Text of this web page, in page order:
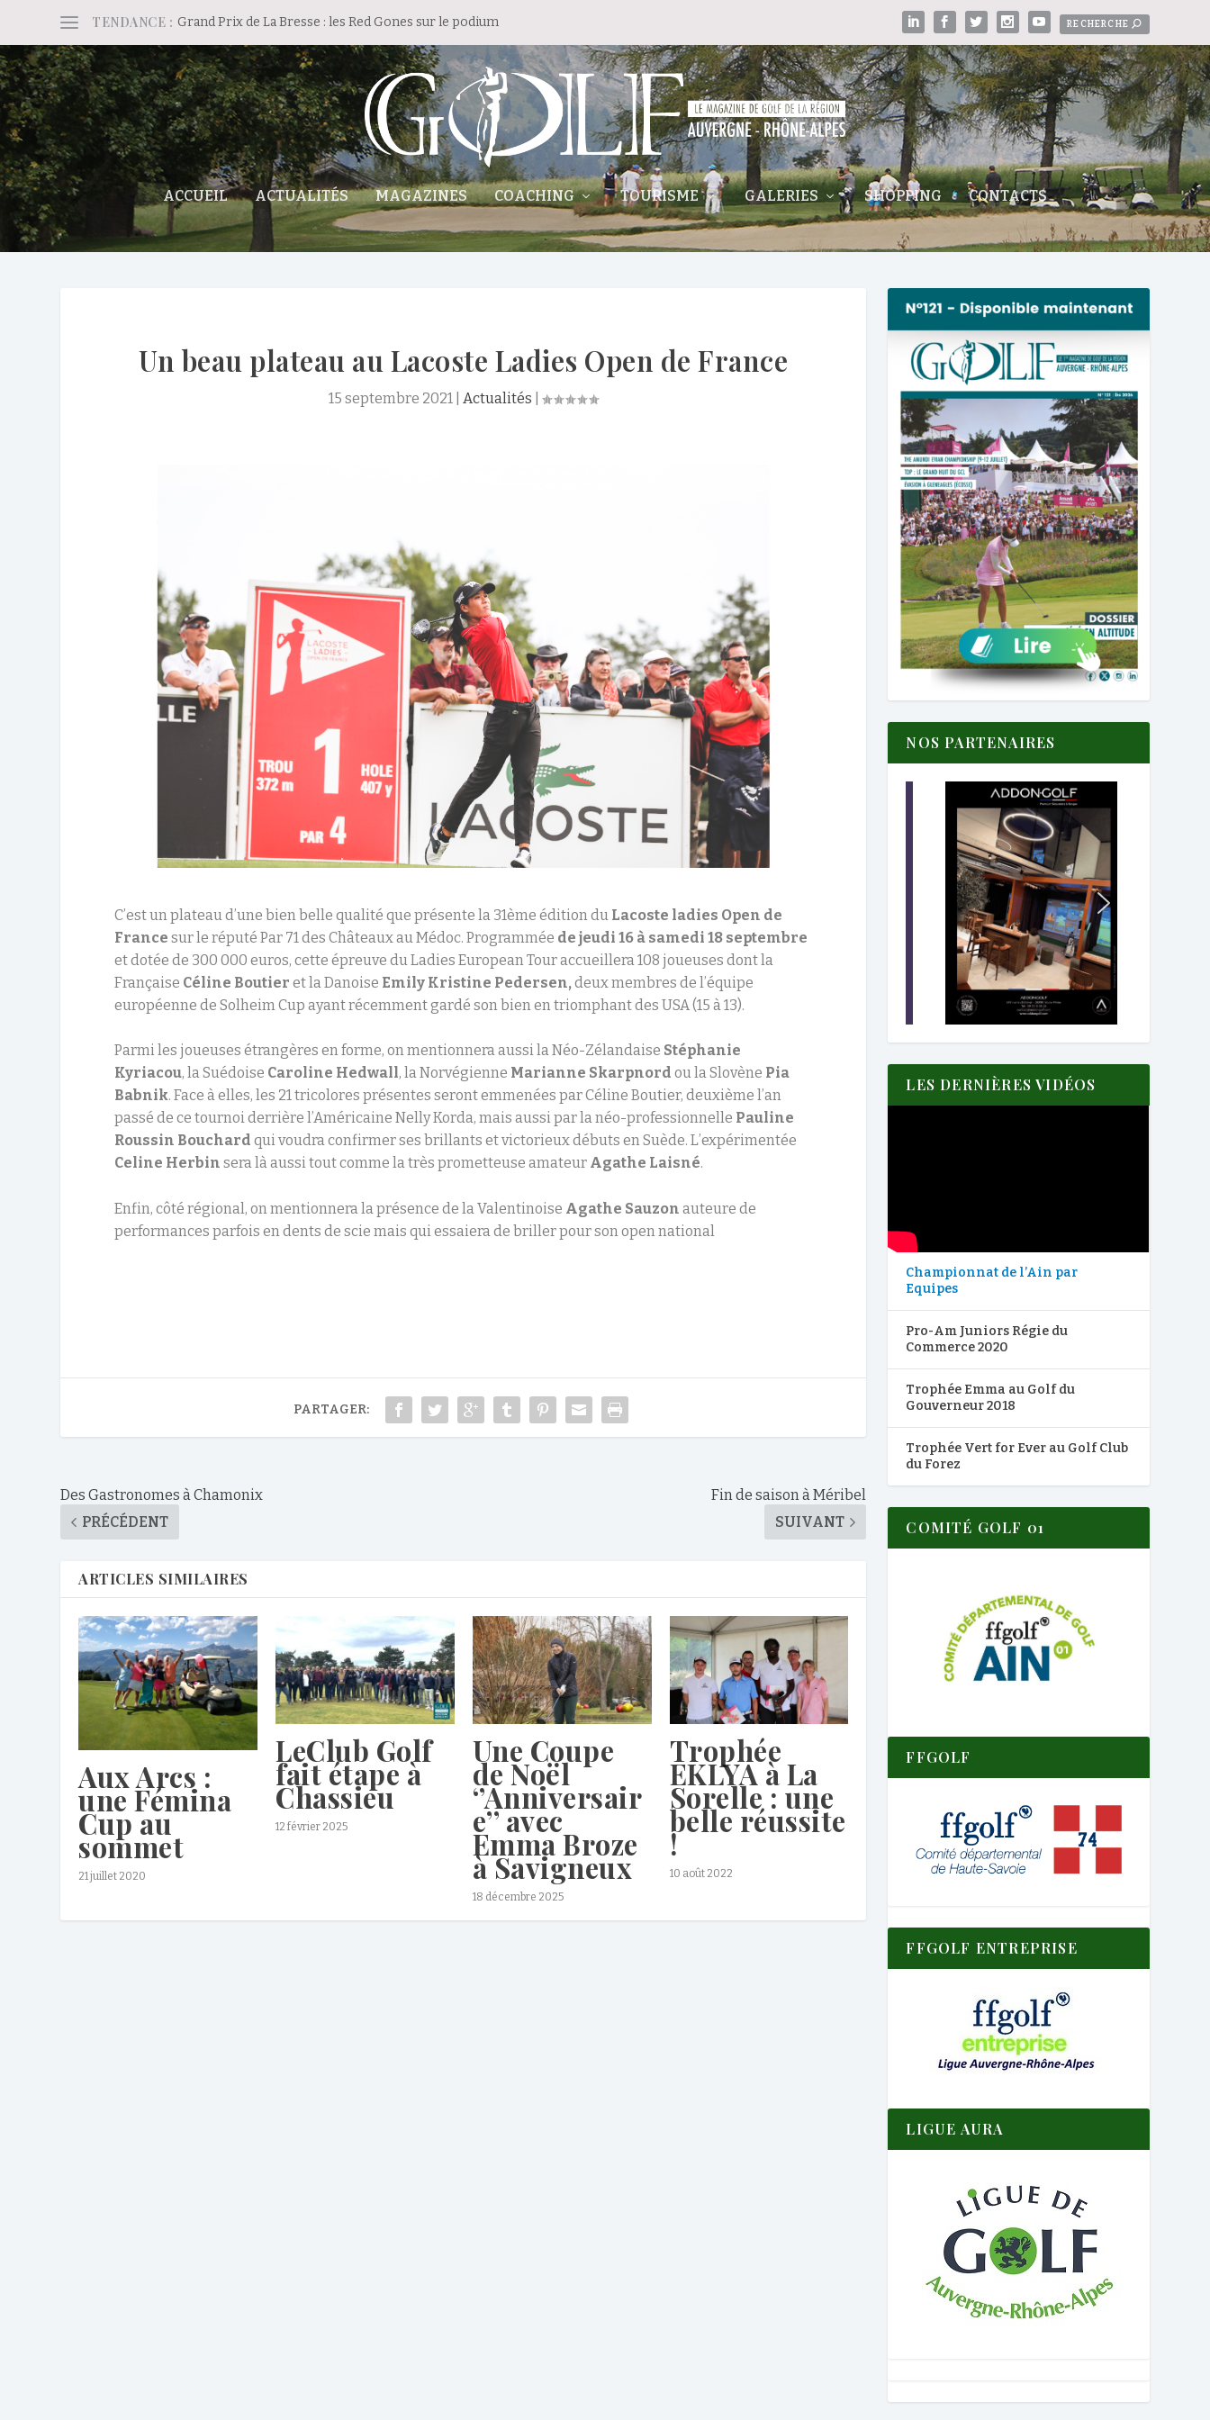
TENDANCE : Grand Prix de La Bresse : les Red Gones sur le podium
ACCUEIL ACTUALITÉS MAGAZINES COACHING TOURISME GALERIES SHOPPING CONTACTS
Un beau plateau au Lacoste Ladies Open de France
15 septembre 2021 |Actualités |
C’est un plateau d’une bien belle qualité que présente la 31ème édition du Lacoste ladies Open de
France sur le réputé Par 71 des Châteaux au Médoc. Programmée de jeudi 16 à samedi 18 septembre
et dotée de 300 000 euros, cette épreuve du Ladies European Tour accueillera 108 joueuses dont la
Française Céline Boutier et la Danoise Emily Kristine Pedersen, deux membres de l’équipe
européenne de Solheim Cup ayant récemment gardé son bien en triomphant des USA (15 à 13).
Parmi les joueuses étrangères en forme, on mentionnera aussi la Néo-Zélandaise Stéphanie
Kyriacou, la Suédoise Caroline Hedwall, la Norvégienne Marianne Skarpnord ou la Slovène Pia
Babnik. Face à elles, les 21 tricolores présentes seront emmenées par Céline Boutier, deuxième l’an
passé de ce tournoi derrière l’Américaine Nelly Korda, mais aussi par la néo-professionnelle Pauline
Roussin Bouchard qui voudra confirmer ses brillants et victorieux débuts en Suède. L’expérimentée
Celine Herbin sera là aussi tout comme la très prometteuse amateur Agathe Laisné.
Enfin, côté régional, on mentionnera la présence de la Valentinoise Agathe Sauzon auteure de
performances parfois en dents de scie mais qui essaiera de briller pour son open national
PARTAGER:
Des Gastronomes à Chamonix
PRÉCÉDENT
Fin de saison à Méribel
SUIVANT
ARTICLES SIMILAIRES
Aux Arcs :
une Fémina
Cup au
sommet
21 juillet 2020
LeClub Golf
fait étape à
Chassieu
12 février 2025
Une Coupe
de Noël
‘’Anniversair
e’’ avec
Emma Broze
à Savigneux
18 décembre 2025
Trophée
EKLYA à La
Sorelle : une
belle réussite
!
10 août 2022
NOS PARTENAIRES
LES DERNIÈRES VIDÉOS
Championnat de l’Ain par
Equipes
Pro-Am Juniors Régie du
Commerce 2020
Trophée Emma au Golf du
Gouverneur 2018
Trophée Vert for Ever au Golf Club
du Forez
COMITÉ GOLF 01
FFGOLF
FFGOLF ENTREPRISE
LIGUE AURA